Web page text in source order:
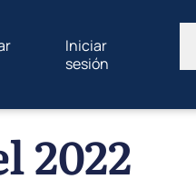
Iniciar
sesión
2022